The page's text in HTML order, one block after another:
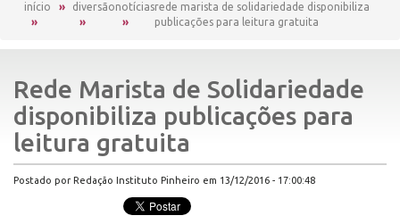
início diversãonotíciasrede marista de solidariedade disponibiliza
publicações para leitura gratuita
Rede Marista de Solidariedade
disponibiliza publicações para
leitura gratuita
Postado por Redação Instituto Pinheiro em 13/12/2016 - 17:00:48